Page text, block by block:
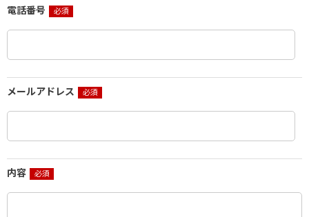
電話番号
メールアドレス
内容